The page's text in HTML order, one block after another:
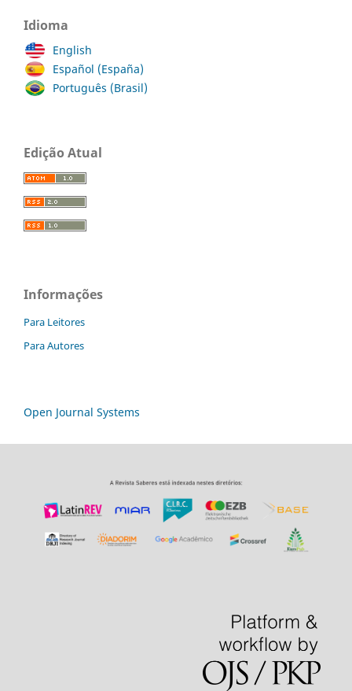
Idioma
English
Español (España)
Português (Brasil)
Edição Atual
Informações
Para Leitores
Para Autores
Open Journal Systems